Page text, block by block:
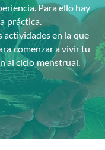
Para ello hay
práctica.
en la que
comenzar a vivir tu
al ciclo menstrual.